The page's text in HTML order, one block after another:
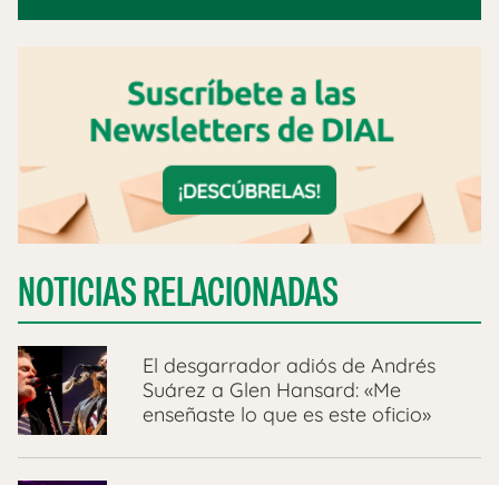
NOTICIAS RELACIONADAS
El desgarrador adiós de Andrés
Suárez a Glen Hansard: «Me
enseñaste lo que es este oficio»